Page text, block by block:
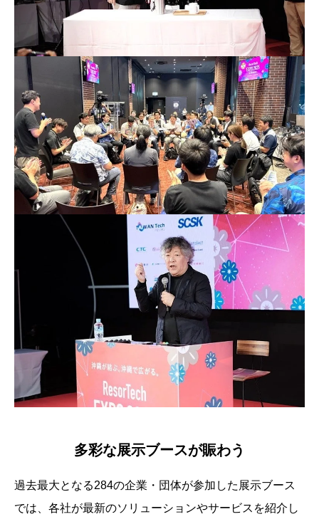
多彩な展示ブースが賑わう
過去最大となる284の企業・団体が参加した展示ブース
では、各社が最新のソリューションやサービスを紹介し